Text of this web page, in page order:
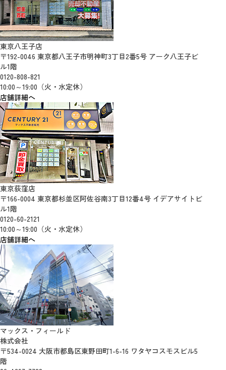
東京八王子店
〒192-0046 東京都八王子市明神町3丁目2番5号 アーク八王子ビ
ル1階
0120-808-821
10:00～19:00（火・水定休）
店舗詳細へ
東京荻窪店
〒166-0004 東京都杉並区阿佐谷南3丁目12番4号 イデアサイトビ
ル1階
0120-60-2121
10:00～19:00（火・水定休）
店舗詳細へ
マックス・フィールド
株式会社
〒534-0024 大阪市都島区東野田町1-6-16 ワタヤコスモスビル5
階